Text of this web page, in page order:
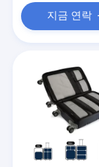
지금 연락